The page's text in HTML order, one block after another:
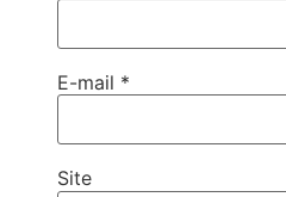
E-mail *
Site